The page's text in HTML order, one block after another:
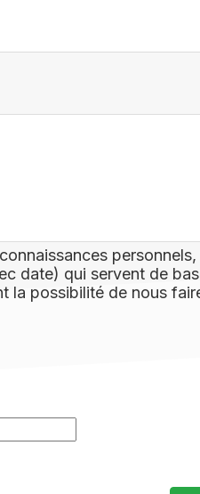
date) qui servent de
la possibilité de nous